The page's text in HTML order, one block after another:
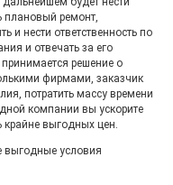
плановый ремонт,
и нести ответственность по
и отвечать за его
решение о
фирмами, заказчик
потратить массу времени
компании вы ускорите
крайне выгодных цен.
выгодные условия